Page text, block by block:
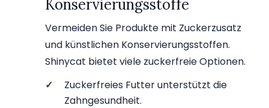
Konservierungsstoffe
Vermeiden Sie Produkte mit Zuckerzusatz
und künstlichen Konservierungsstoffen.
Shinycat bietet viele zuckerfreie Optionen.
✓
Zuckerfreies Futter unterstützt die
Zahngesundheit.